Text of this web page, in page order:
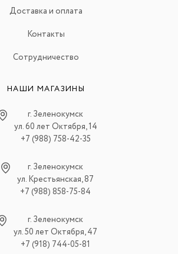
Доставка и оплата
Контакты
Сотрудничество
НАШИ МАГАЗИНЫ
г. Зеленокумск
ул. 60 лет Октября, 14
+7 (988) 758-42-35
г. Зеленокумск
ул. Крестьянская, 87
+7 (988) 858-75-84
г. Зеленокумск
ул. 50 лет Октября, 47
+7 (918) 744-05-81